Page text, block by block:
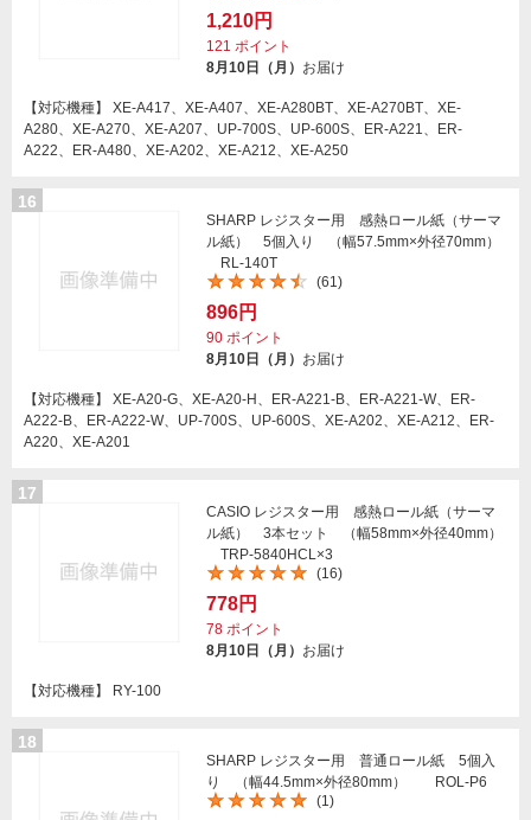
1,210円
121 ポイント
8月10日（月） お届け
【対応機種】 XE-A417、XE-A407、XE-A280BT、XE-A270BT、XE-
A280、XE-A270、XE-A207、UP-700S、UP-600S、ER-A221、ER-
A222、ER-A480、XE-A202、XE-A212、XE-A250
16
SHARP レジスター用 感熱ロール紙（サーマ
ル紙） 5個入り （幅57.5mm×外径70mm）
RL-140T
(61)
896円
90 ポイント
8月10日（月） お届け
【対応機種】 XE-A20-G、XE-A20-H、ER-A221-B、ER-A221-W、ER-
A222-B、ER-A222-W、UP-700S、UP-600S、XE-A202、XE-A212、ER-
A220、XE-A201
17
CASIO レジスター用 感熱ロール紙（サーマ
ル紙） 3本セット （幅58mm×外径40mm）
TRP-5840HCL×3
(16)
778円
78 ポイント
8月10日（月） お届け
【対応機種】 RY-100
18
SHARP レジスター用 普通ロール紙 5個入
り （幅44.5mm×外径80mm） ROL-P6
(1)